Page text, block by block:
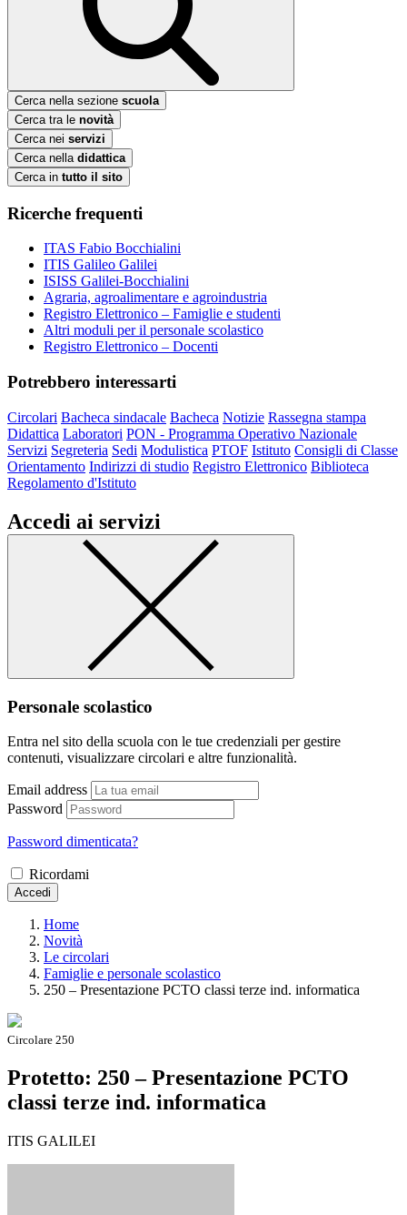
Cerca nella sezione scuola
Cerca tra le novità
Cerca nei servizi
Cerca nella didattica
Cerca in tutto il sito
Ricerche frequenti
ITAS Fabio Bocchialini
ITIS Galileo Galilei
ISISS Galilei-Bocchialini
Agraria, agroalimentare e agroindustria
Registro Elettronico – Famiglie e studenti
Altri moduli per il personale scolastico
Registro Elettronico – Docenti
Potrebbero interessarti
Circolari Bacheca sindacale Bacheca Notizie Rassegna stampa
Didattica Laboratori PON - Programma Operativo Nazionale
Servizi Segreteria Sedi Modulistica PTOF Istituto Consigli di Classe
Orientamento Indirizzi di studio Registro Elettronico Biblioteca
Regolamento d'Istituto
Accedi ai servizi
Personale scolastico
Entra nel sito della scuola con le tue credenziali per gestire
contenuti, visualizzare circolari e altre funzionalità.
Email address
Password
Password dimenticata?
Ricordami
Accedi
Home
Novità
Le circolari
Famiglie e personale scolastico
250 – Presentazione PCTO classi terze ind. informatica
Circolare 250
Protetto: 250 – Presentazione PCTO
classi terze ind. informatica
ITIS GALILEI